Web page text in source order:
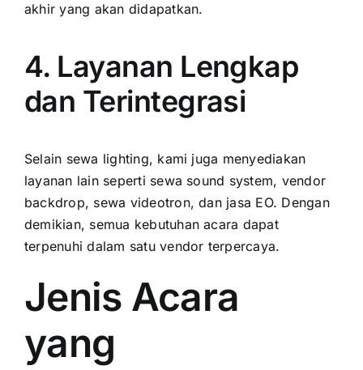
akhir yang akan didapatkan.
4. Layanan Lengkap
dan Terintegrasi
Selain sewa lighting, kami juga menyediakan
layanan lain seperti sewa sound system, vendor
backdrop, sewa videotron, dan jasa EO. Dengan
demikian, semua kebutuhan acara dapat
terpenuhi dalam satu vendor terpercaya.
Jenis Acara
yang